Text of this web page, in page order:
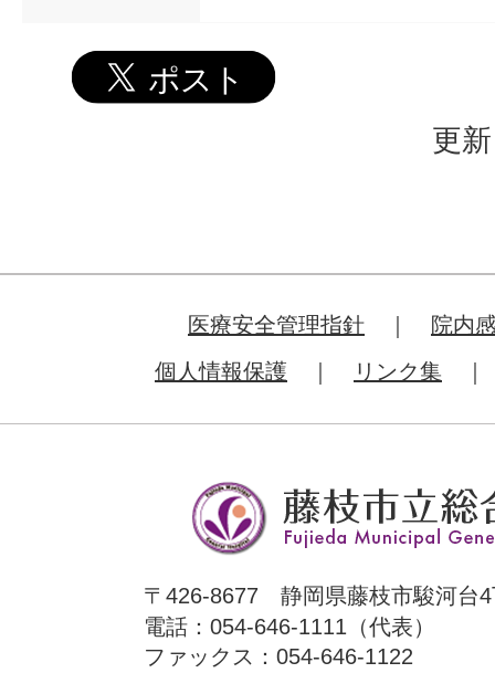
更
医療安全管理指針
院内
個人情報保護
リンク集
〒426-8677 静岡県藤枝市駿河台4
電話：054-646-1111（代表）
ファックス：054-646-1122